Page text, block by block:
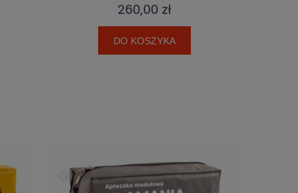
260,00 zł
DO KOSZYKA